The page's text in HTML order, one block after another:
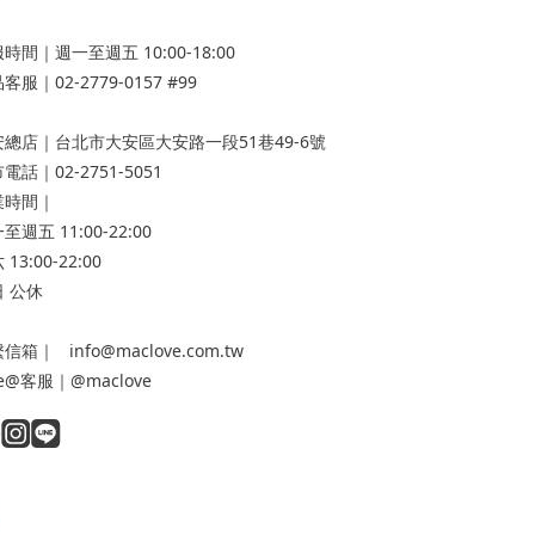
時間｜週一至週五 10:00-18:00
客服｜02-2779-0157 #99
總店 ｜台北市大安區大安路一段51巷49-6號
電話｜02-2751-5051
間｜
至週五 11:00-22:00
13:00-22:00
公休
信箱｜ info@maclove.com.tw
客服｜@maclove